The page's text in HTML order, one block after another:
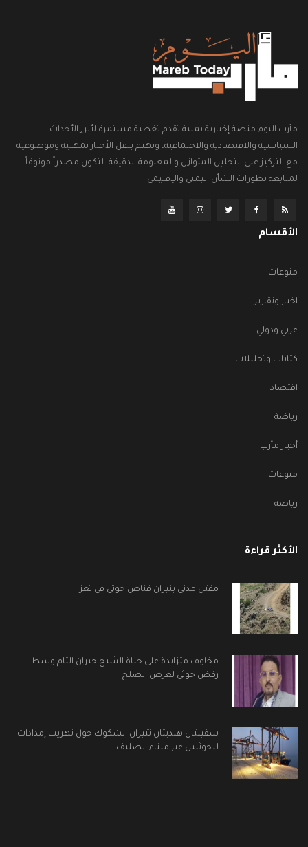
مأرب اليوم منصة إخبارية يمنية تقدم تغطية مستمرة لأبرز الأحداث
السياسية والاقتصادية والاجتماعية، وتهتم بنقل الأخبار بمهنية وموضوعية
مع التركيز على التحليل المتوازن والمعلومة الدقيقة، لتكون مصدراً موثوقاً
لمتابعة تطورات الشأن اليمني والإقليمي.
الأقسام
منوعات
اخبار وتقارير
عربي ودولي
كتابات وتحليلات
اقتصاد
رياضة
أخبار مأرب
منوعات
رياضة
الأكثر قراءة
مقتل مدني بنيران قناص حوثي في تعز
مخاوف متزايدة على حياة الشيخ جبران التام وسط
رفض حوثي لعرض الصلح
سفينتان هنديتان تثيران الشكوك حول تهريب إمدادات
للحوثيين عبر ميناء الصليف